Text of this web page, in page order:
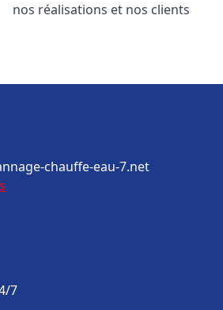
nos réalisations et nos clients
chauffe-eau-7.net
7